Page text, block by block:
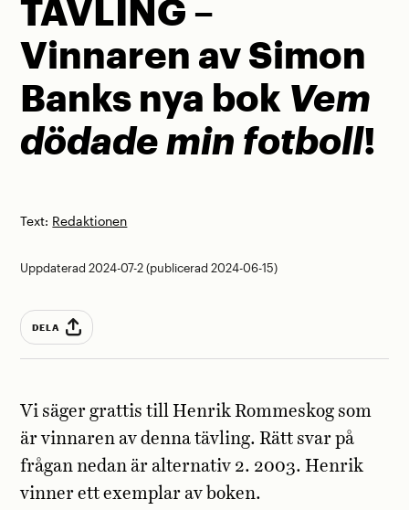
TÄVLING –
Vinnaren av Simon
Banks nya bok Vem
dödade min fotboll!
Text: Redaktionen
Uppdaterad 2024-07-2 (publicerad 2024-06-15)
DELA
Vi säger grattis till Henrik Rommeskog som
är vinnaren av denna tävling. Rätt svar på
frågan nedan är alternativ 2. 2003. Henrik
vinner ett exemplar av boken.